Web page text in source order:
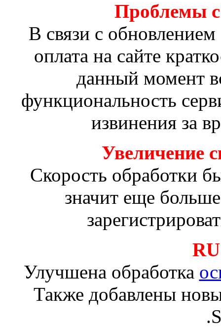
Проблемы с
В связи с
оплата на сайте
данный момент
функциональность
извинения за
Увеличение
Скорость обработки
значит еще
Улучшена обработка
Также добавлены